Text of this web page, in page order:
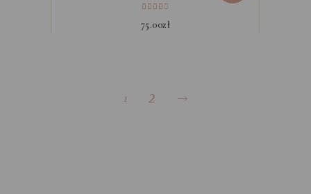
75.00zł
1 2